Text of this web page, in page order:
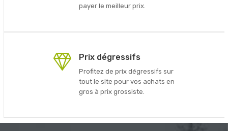
payer le meilleur prix.
Prix dégressifs
Profitez de prix dégressifs sur
tout le site pour vos achats en
gros à prix grossiste.